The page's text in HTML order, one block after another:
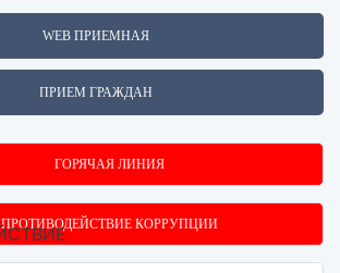
WEB ПРИЕМНАЯ
ПРИЕМ ГРАЖДАН
ГОРЯЧАЯ ЛИНИЯ
ПРОТИВОДЕЙСТВИЕ КОРРУПЦИИ